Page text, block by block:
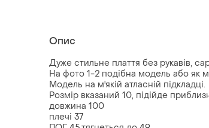
Опис
Дуже стильне плаття без рукавів,
На фото 1-2 подібна модель або як
Модель на м'якій атласній підкладці.
Розмір вказаний 10, підійде
довжина 100
плечі 37